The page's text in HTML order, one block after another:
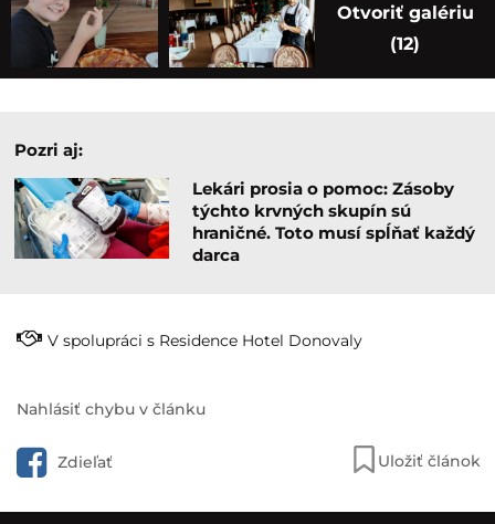
Otvoriť galériu
(12)
Pozri aj:
Lekári prosia o pomoc: Zásoby
týchto krvných skupín sú
hraničné. Toto musí spĺňať každý
darca
V spolupráci s Residence Hotel Donovaly
Nahlásiť chybu v článku
Zdieľať Uložiť článok